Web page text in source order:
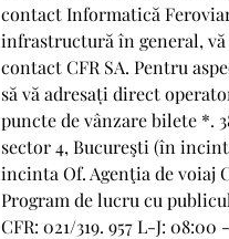
contact Informatică
infrastructură în general, vă
contact CFR SA. Pentru
să vă adresați direct
puncte de vânzare bilete *.
sector 4, Bucureşti (în
incinta Of. Agenţia de voiaj
Program de lucru cu
CFR: 021/319. 957 L-J: